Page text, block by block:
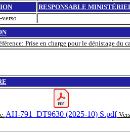
RESPONSABLE
Prise en charge pour le dépistage du
AH-791_DT9630 (2025-10) S.pdf